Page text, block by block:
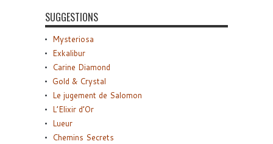
SUGGESTIONS
Mysteriosa
Exkalibur
Carine Diamond
Gold & Crystal
Le jugement de Salomon
L’Elixir d’Or
Lueur
Chemins Secrets